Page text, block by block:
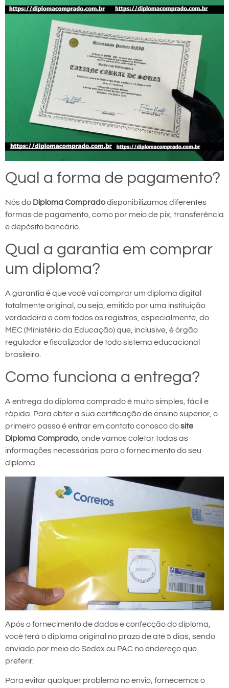
Qual a forma de pagamento?
Nós do Diploma Compradodisponibilizamos diferentes
formas de pagamento, como por meio de pix, transferência
e depósito bancário.
Qual a garantia em comprar
um diploma?
A garantia é que você vai comprar um diploma digital
totalmente original, ou seja, emitido por uma instituição
verdadeira e com todos os registros, especialmente, do
MEC (Ministério da Educação) que, inclusive, é órgão
regulador e fiscalizador de todo sistema educacional
brasileiro.
Como funciona a entrega?
A entrega do diploma comprado é muito simples, fácil e
rápida. Para obter a sua certificação de ensino superior, o
primeiro passo é entrar em contato conosco dosite
Diploma Comprado, onde vamos coletar todas as
informações necessárias para o fornecimento do seu
diploma.
Após o fornecimento de dados e confecção do diploma,
você terá o diploma original no prazo de até 5 dias, sendo
enviado por meio do Sedex ou PAC no endereço que
preferir.
Para evitar qualquer problema no envio, fornecemos o